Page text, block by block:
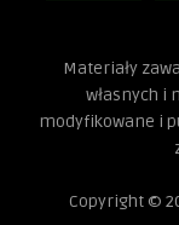
Sławno = Schlawe
Jarosławiec
Materiały
własnych i
modyfikowane i
Copyright ©